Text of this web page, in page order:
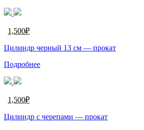
1,500₽
Цилиндр черный 13 см — прокат
Подробнее
1,500₽
Цилиндр c черепами — прокат